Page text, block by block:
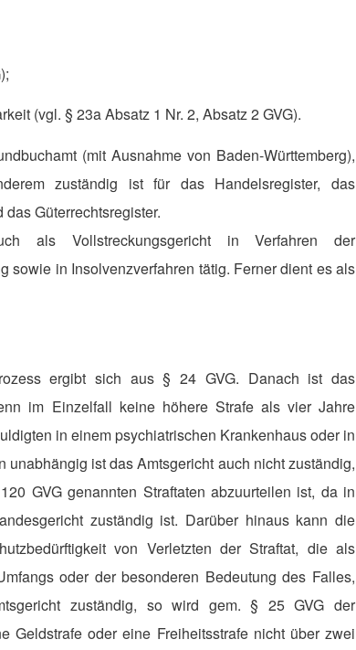
(vgl. § 23a Absatz 1 Nr. 2, Absatz 2 GVG).
(mit Ausnahme von Baden-Württemberg),
zuständig ist für das Handelsregister, das
Güterrechtsregister.
als Vollstreckungsgericht in Verfahren der
sowie in Insolvenzverfahren tätig. Ferner dient es als
ergibt sich aus § 24 GVG. Danach ist das
im Einzelfall keine höhere Strafe als vier Jahre
in einem psychiatrischen Krankenhaus oder in
ist das Amtsgericht auch nicht zuständig,
GVG genannten Straftaten abzuurteilen ist, da in
zuständig ist. Darüber hinaus kann die
von Verletzten der Straftat, die als
oder der besonderen Bedeutung des Falles,
zuständig, so wird gem. § 25 GVG der
Geldstrafe oder eine Freiheitsstrafe nicht über zwei